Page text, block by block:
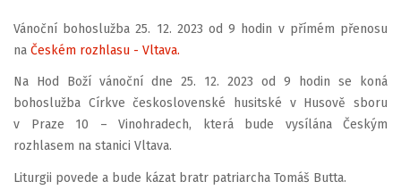
Vánoční bohoslužba 25. 12. 2023 od 9 hodin v přímém přenosu
na Českém rozhlasu - Vltava.
Na Hod Boží vánoční dne 25. 12. 2023 od 9 hodin se koná
bohoslužba Církve československé husitské v Husově sboru
v Praze 10 – Vinohradech, která bude vysílána Českým
rozhlasem na stanici Vltava.
Liturgii povede a bude kázat bratr patriarcha Tomáš Butta.